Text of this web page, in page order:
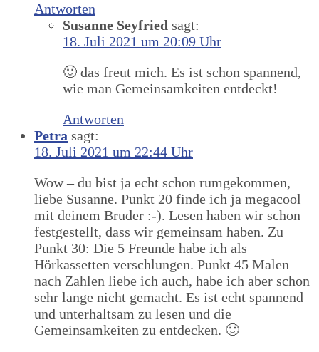
Antworten
Susanne Seyfried sagt:
18. Juli 2021 um 20:09 Uhr
🙂 das freut mich. Es ist schon spannend,
wie man Gemeinsamkeiten entdeckt!
Antworten
Petra sagt:
18. Juli 2021 um 22:44 Uhr
Wow – du bist ja echt schon rumgekommen,
liebe Susanne. Punkt 20 finde ich ja megacool
mit deinem Bruder :-). Lesen haben wir schon
festgestellt, dass wir gemeinsam haben. Zu
Punkt 30: Die 5 Freunde habe ich als
Hörkassetten verschlungen. Punkt 45 Malen
nach Zahlen liebe ich auch, habe ich aber schon
sehr lange nicht gemacht. Es ist echt spannend
und unterhaltsam zu lesen und die
Gemeinsamkeiten zu entdecken. 🙂